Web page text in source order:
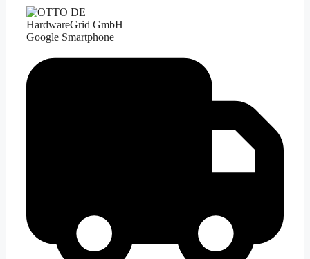
HardwareGrid GmbH
Google Smartphone